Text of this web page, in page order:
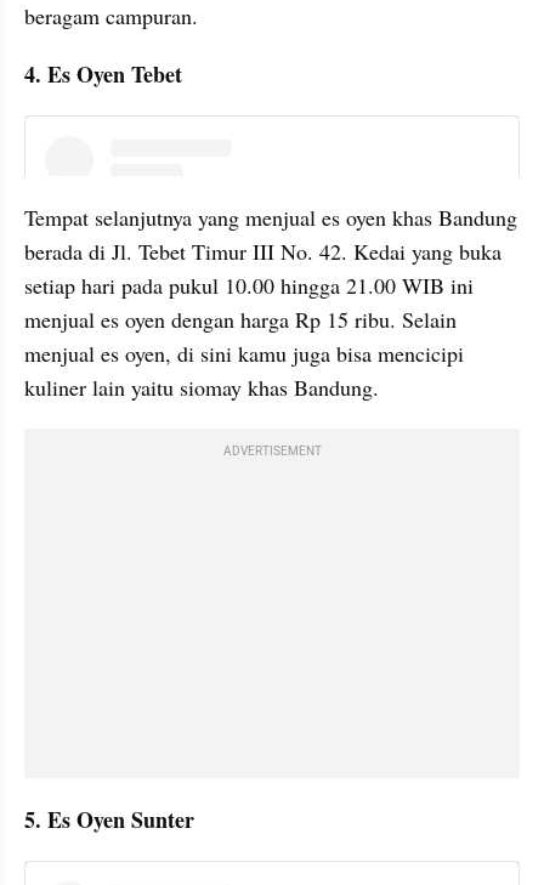
beragam campuran.
4. Es Oyen Tebet
Tempat selanjutnya yang menjual es oyen khas Bandung
berada di Jl. Tebet Timur III No. 42. Kedai yang buka
setiap hari pada pukul 10.00 hingga 21.00 WIB ini
menjual es oyen dengan harga Rp 15 ribu. Selain
menjual es oyen, di sini kamu juga bisa mencicipi
kuliner lain yaitu siomay khas Bandung.
ADVERTISEMENT
5. Es Oyen Sunter